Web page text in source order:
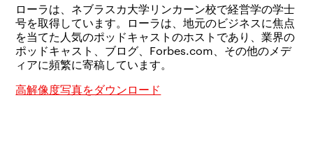
ローラは、ネブラスカ大学リンカーン校で経営学の学士
号を取得しています。ローラは、地元のビジネスに焦点
を当てた人気のポッドキャストのホストであり、業界の
ポッドキャスト、ブログ、Forbes.com、その他のメデ
ィアに頻繁に寄稿しています。
高解像度写真をダウンロード